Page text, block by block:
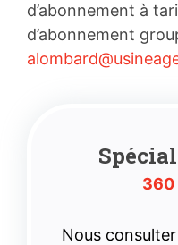
d’abonnement à
d’abonnement
360
Nous